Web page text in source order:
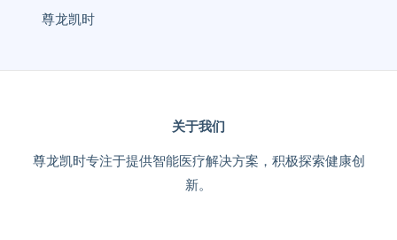
尊龙凯时
关于我们
尊龙凯时专注于提供智能医疗解决方案，积极探索健康创
新。